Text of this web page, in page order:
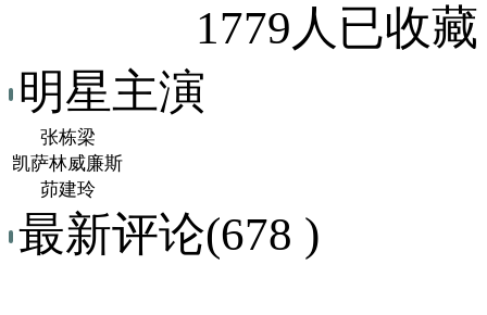
1779人已收藏
明星主演
张栋梁
凯萨林威廉斯
茆建玲
最新评论(678 )